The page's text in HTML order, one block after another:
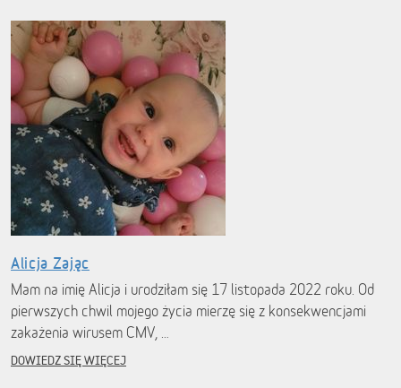
Alicja Zając
Mam na imię Alicja i urodziłam się 17 listopada 2022 roku. Od
pierwszych chwil mojego życia mierzę się z konsekwencjami
zakażenia wirusem CMV, …
DOWIEDZ SIĘ WIĘCEJ